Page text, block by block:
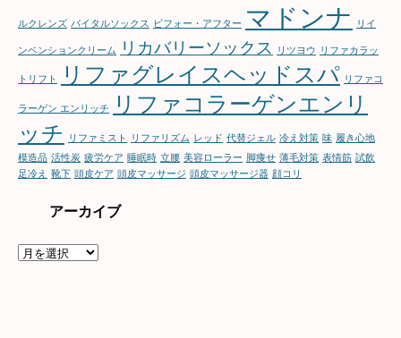
ルクレンズ バイタルソックス ビフォー・アフター マドンナ リイ
ンベンションクリーム リカバリーソックス リツヨウ リファカラッ
トリフト リファグレイスヘッドスパ リファコ
ラーゲン エンリッチ
リファコラーゲンエンリ
ッチ
リファミスト リファリズム レッド 代替ジェル 冷え対策 味 履き心地
模造品 活性炭 疲労ケア 睡眠時 立腰 美容ローラー 脚痩せ 薄毛対策 表情筋 試飲
足冷え 靴下 頭皮ケア 頭皮マッサージ 頭皮マッサージ器 顔コリ
アーカイブ
ア